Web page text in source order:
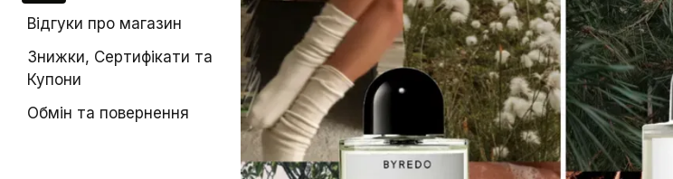
Відгуки про магазин
Знижки, Сертифікати та
Купони
Обмін та повернення